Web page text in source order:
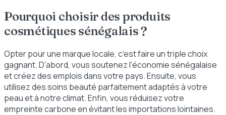
Pourquoi choisir des produits
cosmétiques sénégalais ?
Opter pour une marque locale, c'est faire un triple choix
gagnant. D'abord, vous soutenez l'économie sénégalaise
et créez des emplois dans votre pays. Ensuite, vous
utilisez des soins beauté parfaitement adaptés à votre
peau et à notre climat. Enfin, vous réduisez votre
empreinte carbone en évitant les importations lointaines.